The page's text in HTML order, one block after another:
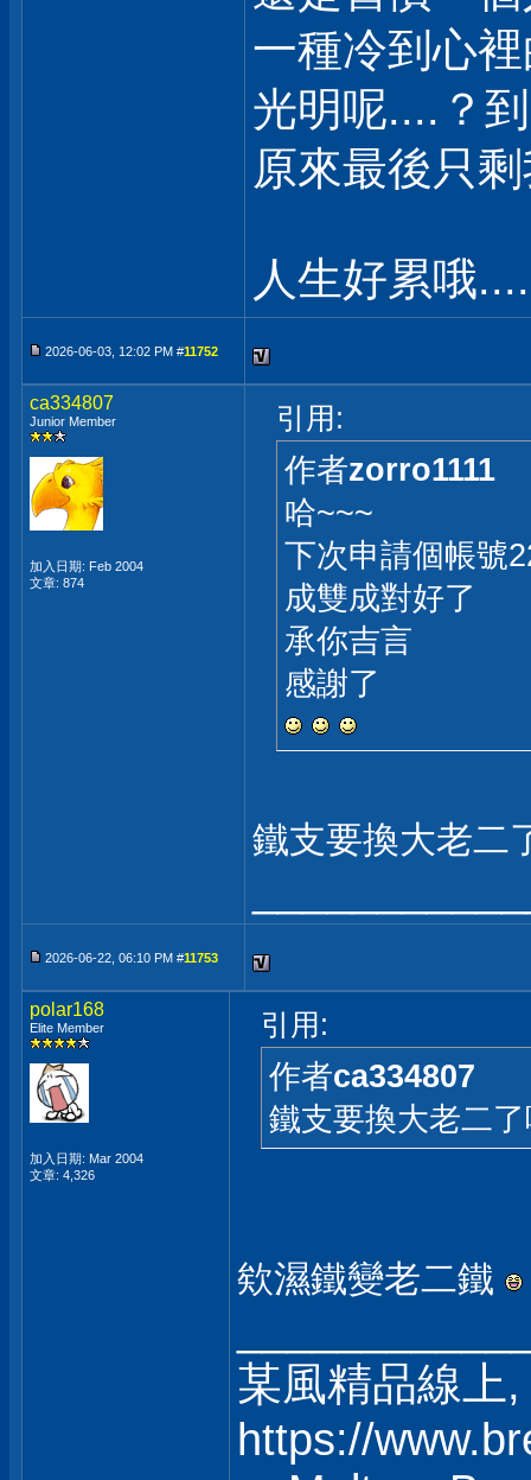
一種冷到心
光明呢....？
原來最後只
人生好累哦
2026-06-03, 12:02 PM #11752
ca334807
Junior Member
加入日期: Feb 2004
文章: 874
引用:
作者zorro1111
哈~~~
下次申請個帳號
成雙成對好了
承你吉言
感謝了
鐵支要換大老二
2026-06-22, 06:10 PM #11753
polar168
Elite Member
加入日期: Mar 2004
文章: 4,326
引用:
作者ca334807
鐵支要換大老二
欸濕鐵變老二鐵
某風精品線上
https://